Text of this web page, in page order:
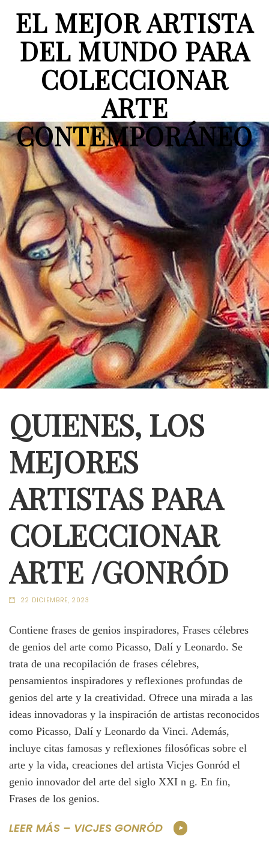
EL MEJOR ARTISTA
DEL MUNDO PARA
COLECCIONAR
ARTE
CONTEMPORÁNEO
QUIENES, LOS
MEJORES
ARTISTAS PARA
COLECCIONAR
ARTE /GONRÓD
22 DICIEMBRE, 2023
Contiene frases de genios inspiradores, Frases célebres
de genios del arte como Picasso, Dalí y Leonardo. Se
trata de una recopilación de frases célebres,
pensamientos inspiradores y reflexiones profundas de
genios del arte y la creatividad. Ofrece una mirada a las
ideas innovadoras y la inspiración de artistas reconocidos
como Picasso, Dalí y Leonardo da Vinci. Además,
incluye citas famosas y reflexiones filosóficas sobre el
arte y la vida, creaciones del artista Vicjes Gonród el
genio innovador del arte del siglo XXI n g. En fin,
Frases de los genios.
LEER MÁS – VICJES GONRÓD